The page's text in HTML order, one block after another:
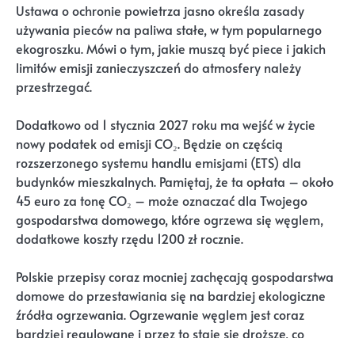
Ustawa o ochronie powietrza jasno określa zasady
używania pieców na paliwa stałe, w tym popularnego
ekogroszku. Mówi o tym, jakie muszą być piece i jakich
limitów emisji zanieczyszczeń do atmosfery należy
przestrzegać.
Dodatkowo od 1 stycznia 2027 roku ma wejść w życie
nowy podatek od emisji CO₂. Będzie on częścią
rozszerzonego systemu handlu emisjami (ETS) dla
budynków mieszkalnych. Pamiętaj, że ta opłata – około
45 euro za tonę CO₂ – może oznaczać dla Twojego
gospodarstwa domowego, które ogrzewa się węglem,
dodatkowe koszty rzędu 1200 zł rocznie.
Polskie przepisy coraz mocniej zachęcają gospodarstwa
domowe do przestawiania się na bardziej ekologiczne
źródła ogrzewania. Ogrzewanie węglem jest coraz
bardziej regulowane i przez to staje się droższe, co